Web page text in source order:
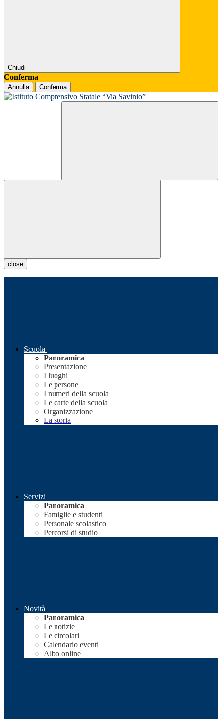
Chiudi
Conferma
Annulla Conferma
close
Scuola
Panoramica
Presentazione
I luoghi
Le persone
I numeri della scuola
Le carte della scuola
Organizzazione
La storia
Servizi
Panoramica
Famiglie e studenti
Personale scolastico
Percorsi di studio
Novità
Panoramica
Le notizie
Le circolari
Calendario eventi
Albo online